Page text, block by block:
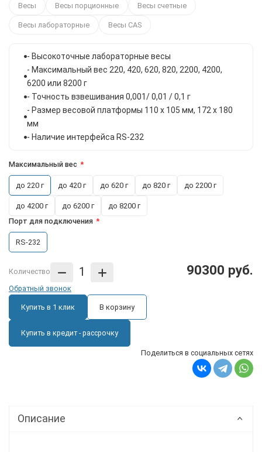
Весы Весы порционные Весы счетные
Весы лабораторные Весы CAS
- Высокоточные лабораторные весы
- Максимальный вес 220, 420, 620, 820, 2200, 4200,
6200 или 8200 г
- Точность взвешивания 0,001/ 0,01 / 0,1 г
- Размер весовой платформы 110 x 105 мм, 172 x 180
мм
- Наличие интерфейса RS-232
Максимальный вес
до 220 г до 420 г до 620 г до 820 г до 2200 г
до 4200 г до 6200 г
до 8200 г
Порт для подключения
RS-232
Количество 90300 руб.
Обратный звонок
Купить в 1 клик В корзину
Купить в кредит - рассрочку
Поделиться в социальных сетях
Описание